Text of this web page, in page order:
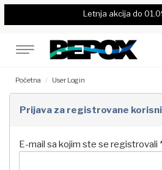
Letnja akcija do
Početna User Login
Prijava za registrovane
E-mail sa kojim ste se registrovali